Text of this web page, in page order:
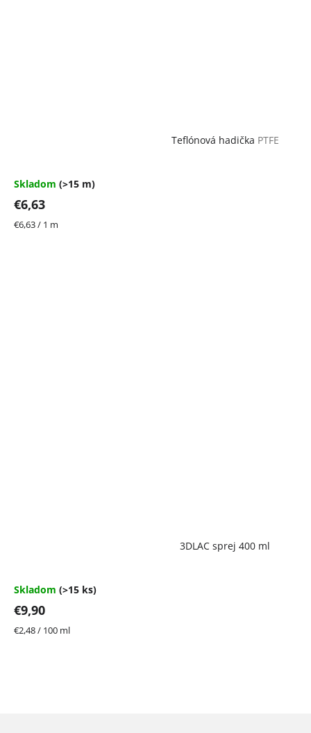
Teflónová hadička PTFE
Skladom (>15 m)
€6,63
Jednotková
€6,63 / 1 m
3DLAC sprej 400 ml
4,7
5
hviezdičiek.
Skladom (>15 ks)
€9,90
Jednotková
€2,48 / 100 ml